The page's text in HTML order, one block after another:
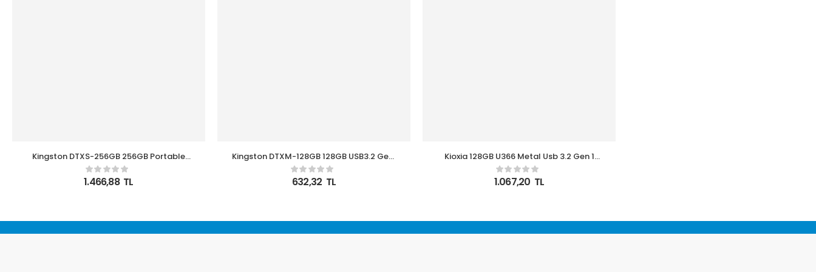
Kingston DTXS-256GB 256GB Portable
USB 3.2 Gen1 DataTraveler ExodiaS
(Black-Orange) Flash Bellek
1.466,88 TL
Kingston DTXM-128GB 128GB USB3.2 Gen1
DataTraveler Exodia M (Black + Red) Flash
Bellek
632,32 TL
Kioxia 128GB U366 Metal Usb 3.2 Gen 1
Flash Bellek
1.067,20 TL